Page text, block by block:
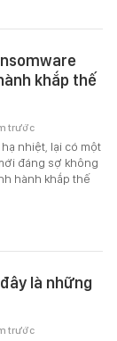
khắp thế
nhiệt, lại có một
đáng sợ không
hành khắp thế
trước
là những
trước